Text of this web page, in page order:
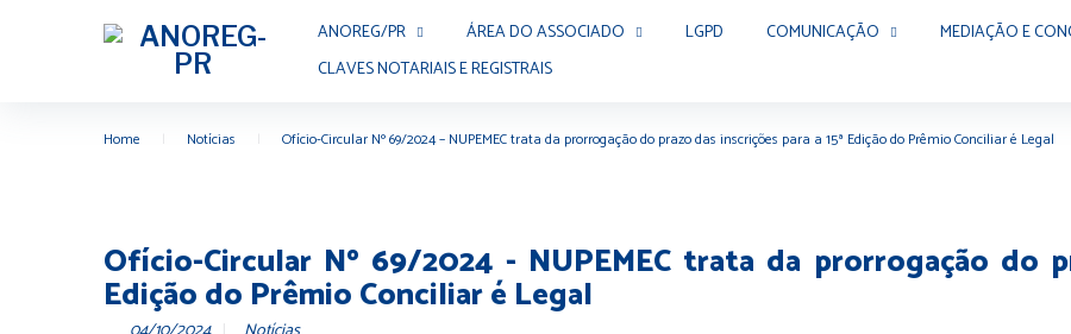
ANOREG/PR ÁREA DO ASSOCIADO LGPD COMUNICAÇÃO MEDIAÇÃO E
CLAVES NOTARIAIS E REGISTRAIS
Home Notícias Ofício-Circular Nº 69/2024 – NUPEMEC trata da prorrogação do prazo das inscrições para a 15ª Edição do Prêmio Conciliar é Legal
Ofício-Circular Nº 69/2024 - NUPEMEC trata da prorrogação do
Edição do Prêmio Conciliar é Legal